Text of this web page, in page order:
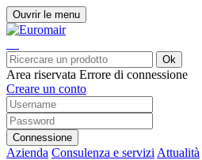
Ouvrir le menu
Ok
Area riservata Errore di connessione
Creare un conto
Connessione
Azienda Consulenza e servizi Attualità